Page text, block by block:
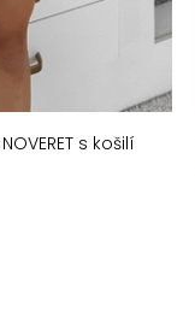
s košilí